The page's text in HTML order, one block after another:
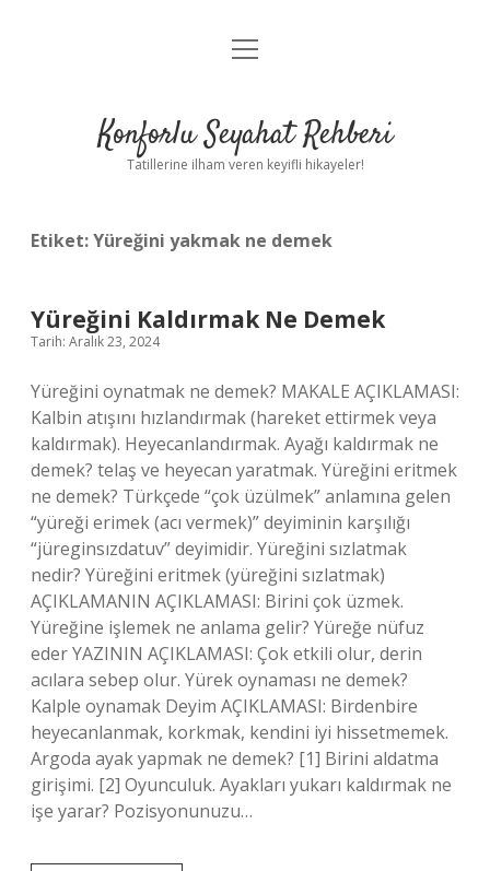
Anasayfa
Yasal Uyarı
menüyü
Konforlu Seyahat Rehberi
Tatillerine ilham veren keyifli hikayeler!
Etiket:Yüreğini yakmak ne demek
Yüreğini Kaldırmak Ne Demek
Tarih: Aralık 23, 2024
Yüreğini oynatmak ne demek? MAKALE AÇIKLAMASI:
Kalbin atışını hızlandırmak (hareket ettirmek veya
kaldırmak). Heyecanlandırmak. Ayağı kaldırmak ne
demek? telaş ve heyecan yaratmak. Yüreğini eritmek
ne demek? Türkçede “çok üzülmek” anlamına gelen
“yüreği erimek (acı vermek)” deyiminin karşılığı
“jüreginsızdatuv” deyimidir. Yüreğini sızlatmak
nedir? Yüreğini eritmek (yüreğini sızlatmak)
AÇIKLAMANIN AÇIKLAMASI: Birini çok üzmek.
Yüreğine işlemek ne anlama gelir? Yüreğe nüfuz
eder YAZININ AÇIKLAMASI: Çok etkili olur, derin
acılara sebep olur. Yürek oynaması ne demek?
Kalple oynamak Deyim AÇIKLAMASI: Birdenbire
heyecanlanmak, korkmak, kendini iyi hissetmemek.
Argoda ayak yapmak ne demek? [1] Birini aldatma
girişimi. [2] Oyunculuk. Ayakları yukarı kaldırmak ne
işe yarar? Pozisyonunuzu…